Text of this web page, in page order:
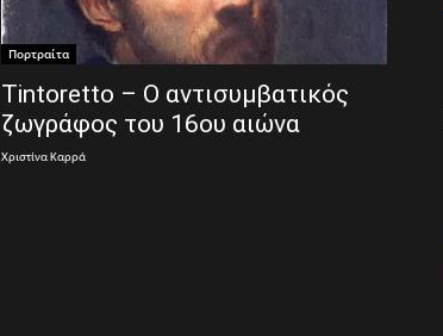
Πορτραίτα
Tintoretto – Ο αντισυμβατικός
ζωγράφος του 16ου αιώνα
Χριστίνα Καρρά